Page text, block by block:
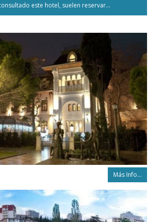
este hotel, suelen reservar...
Más Info...